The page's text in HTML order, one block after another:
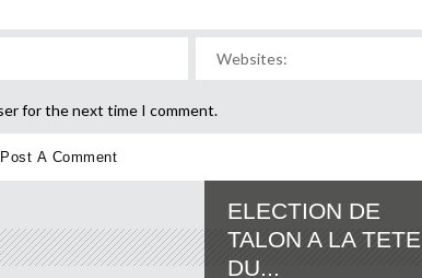
for the next time I comment.
ELECTION DE
TALON A LA TETE
DU...